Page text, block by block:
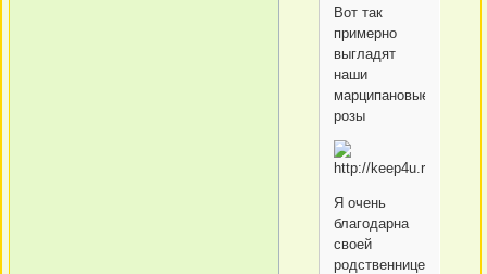
Вот так
примерно
выгладят
наши
марципановые
розы
Я очень
благодарна
своей
родственнице,